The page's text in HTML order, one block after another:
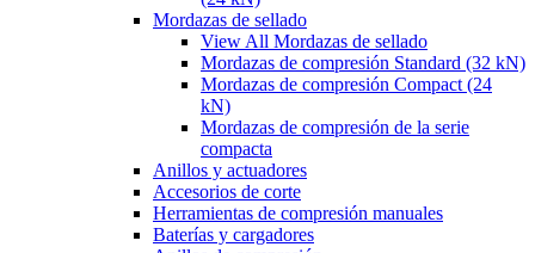
Mordazas de sellado
View All Mordazas de sellado
Mordazas de compresión Standard (32 kN)
Mordazas de compresión Compact (24
kN)
Mordazas de compresión de la serie
compacta
Anillos y actuadores
Accesorios de corte
Herramientas de compresión manuales
Baterías y cargadores